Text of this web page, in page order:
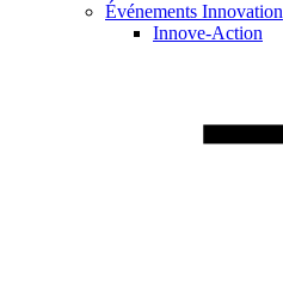
Événements Innovation
Innove-Action